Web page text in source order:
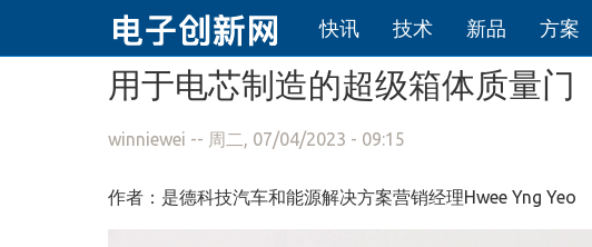
跳转到主要内容
快讯 技术 新品 方案
用于电芯制造的超级箱体质量门
winniewei -- 周二, 07/04/2023 - 09:15
作者：是德科技汽车和能源解决方案营销经理Hwee Yng Yeo